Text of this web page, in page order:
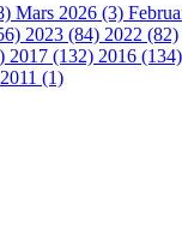
Mars 2026 (3)
2023 (84) 2022 (82)
2017 (132) 2016 (134)
2011 (1)